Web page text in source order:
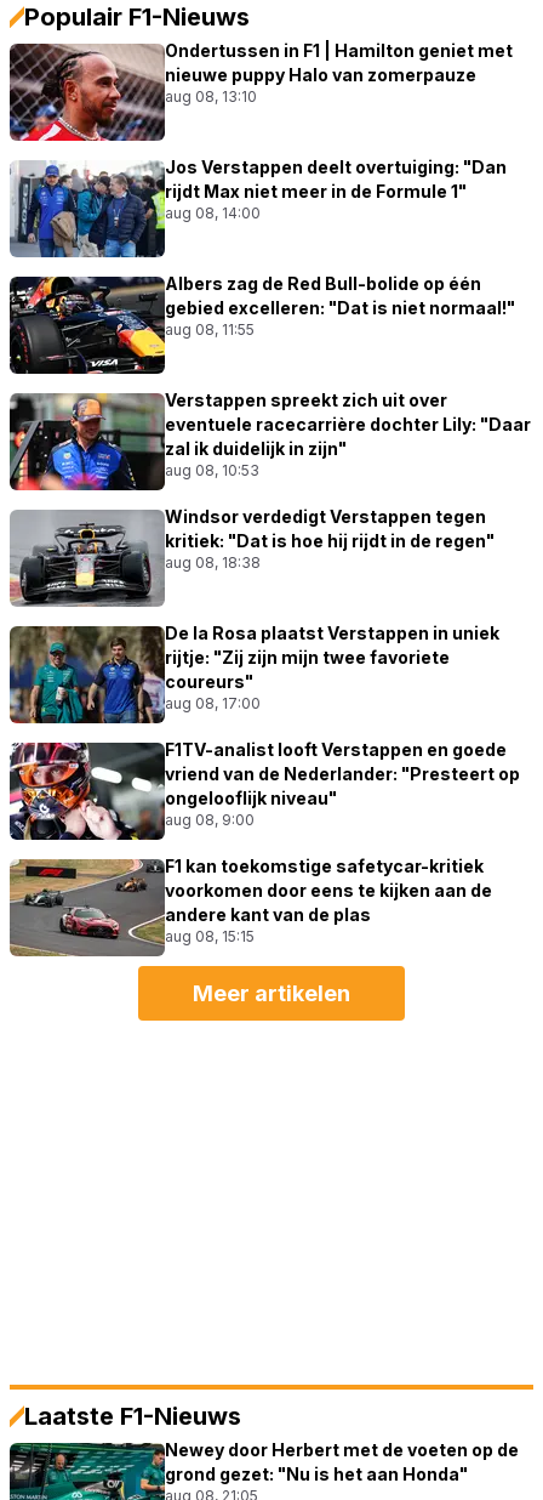
Populair F1-Nieuws
Ondertussen in F1 | Hamilton geniet met
nieuwe puppy Halo van zomerpauze
aug 08, 13:10
Jos Verstappen deelt overtuiging: "Dan
rijdt Max niet meer in de Formule 1"
aug 08, 14:00
Albers zag de Red Bull-bolide op één
gebied excelleren: "Dat is niet normaal!"
aug 08, 11:55
Verstappen spreekt zich uit over
eventuele racecarrière dochter Lily: "Daar
zal ik duidelijk in zijn"
aug 08, 10:53
Windsor verdedigt Verstappen tegen
kritiek: "Dat is hoe hij rijdt in de regen"
aug 08, 18:38
De la Rosa plaatst Verstappen in uniek
rijtje: "Zij zijn mijn twee favoriete
coureurs"
aug 08, 17:00
F1TV-analist looft Verstappen en goede
vriend van de Nederlander: "Presteert op
ongelooflijk niveau"
aug 08, 9:00
F1 kan toekomstige safetycar-kritiek
voorkomen door eens te kijken aan de
andere kant van de plas
aug 08, 15:15
Meer artikelen
Laatste F1-Nieuws
Newey door Herbert met de voeten op de
grond gezet: "Nu is het aan Honda"
aug 08, 21:05